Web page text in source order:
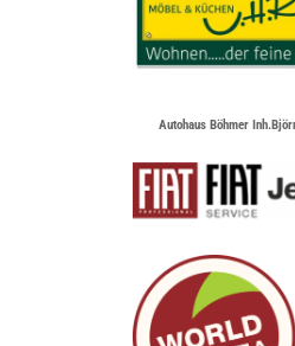
Autohaus Böhmer